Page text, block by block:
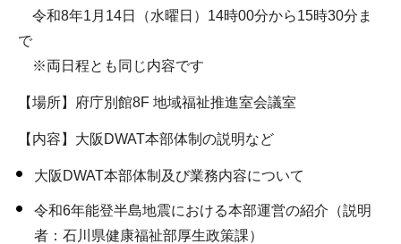
令和8年1月14日（水曜日）14時00分から15時30分ま
で
※両日程とも同じ内容です
【場所】府庁別館8F 地域福祉推進室会議室
【内容】大阪DWAT本部体制の説明など
大阪DWAT本部体制及び業務内容について
令和6年能登半島地震における本部運営の紹介（説明
者：石川県健康福祉部厚生政策課）